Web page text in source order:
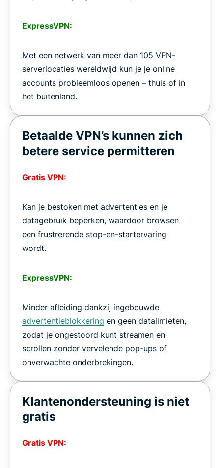
ExpressVPN:
Met een netwerk van meer dan 105 VPN-
serverlocaties wereldwijd kun je je online
accounts probleemloos openen – thuis of in
het buitenland.
Betaalde VPN’s kunnen zich
betere service permitteren
Gratis VPN:
Kan je bestoken met advertenties en je
datagebruik beperken, waardoor browsen
een frustrerende stop-en-startervaring
wordt.
ExpressVPN:
Minder afleiding dankzij ingebouwde
advertentieblokkering en geen datalimieten,
zodat je ongestoord kunt streamen en
scrollen zonder vervelende pop-ups of
onverwachte onderbrekingen.
Klantenondersteuning is niet
gratis
Gratis VPN: